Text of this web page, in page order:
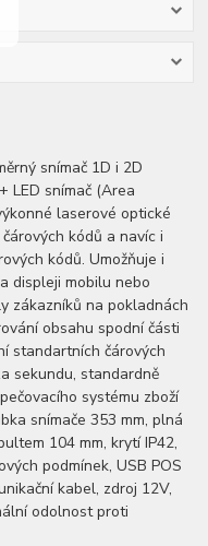
snímač 1D i 2D
LED snímač (Area
laserové optické
kódů a navíc i
kódů. Umožňuje i
displeji mobilu nebo
zákazníků na pokladnách
obsahu spodní části
standartních čárových
sekundu, standardně
systému zboží
snímače 353 mm, plná
104 mm, krytí IP42,
podmínek, USB POS
kabel, zdroj 12V,
odolnost proti